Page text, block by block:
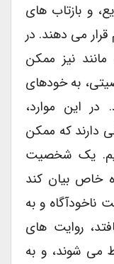
و بازتاب های
می دهند. در
نیز ممکن
به خودهای
این موارد،
که ممکن
یک شخصیت
خاص بیان کند
و به
روایت های
می شوند، و به